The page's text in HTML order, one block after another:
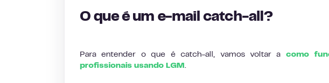
O que é um e-mail catch-all?
Para entender o que é catch-all, vamos voltar a como
profissionais usando LGM .